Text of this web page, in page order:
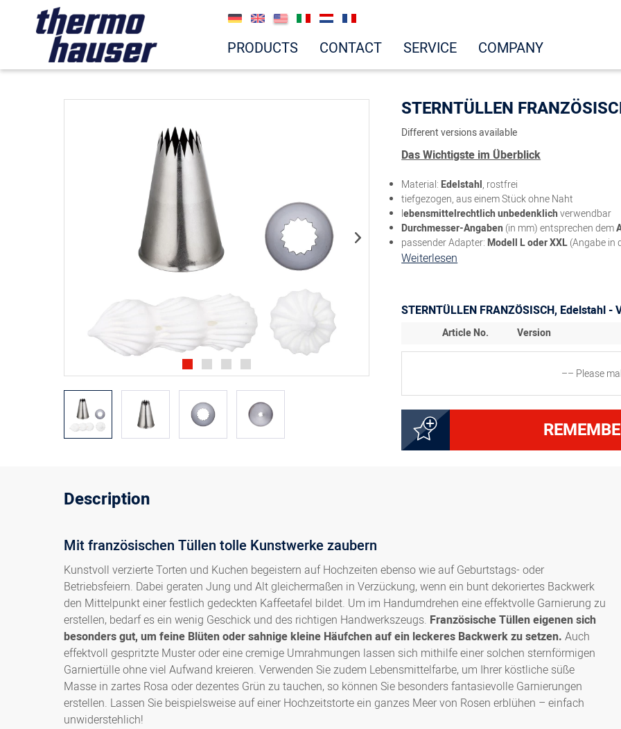
PRODUCTS CONTACT SERVICE COMPANY
STERNTÜLLEN
Different versions available
Das Wichtigste im Überblick
Material:Edelstahl, rostfrei
tiefgezogen, aus einem Stück ohne Naht
lebensmittelrechtlich unbedenklichverwendbar
Durchmesser-Angaben(in mm) entsprechen dem
passender Adapter:Modell L oder XXL(Angabe in
Weiterlesen
STERNTÜLLEN FRANZÖSISCH, Edelstahl -
Article No. Version
–– Please
3000162591
3000162631 Sterntülle französisch L
3000162641 Sterntülle französisch L
3000162651 Sterntülle französisch L
Description
Mit französischen Tüllen tolle Kunstwerke zaubern
Kunstvoll verzierte Torten und Kuchen begeistern auf Hochzeiten ebenso wie auf Geburtstags- oder
Betriebsfeiern. Dabei geraten Jung und Alt gleichermaßen in Verzückung, wenn ein bunt dekoriertes Backwerk
den Mittelpunkt einer festlich gedeckten Kaffeetafel bildet. Um im Handumdrehen eine effektvolle Garnierung zu
erstellen, bedarf es ein wenig Geschick und des richtigen Handwerkszeugs. Französische Tüllen eigenen sich
besonders gut, um feine Blüten oder sahnige kleine Häufchen auf ein leckeres Backwerk zu setzen. Auch
effektvoll gespritzte Muster oder eine cremige Umrahmungen lassen sich mithilfe einer solchen sternförmigen
Garniertülle ohne viel Aufwand kreieren. Verwenden Sie zudem Lebensmittelfarbe, um Ihrer köstliche süße
Masse in zartes Rosa oder dezentes Grün zu tauchen, so können Sie besonders fantasievolle Garnierungen
erstellen. Lassen Sie beispielsweise auf einer Hochzeitstorte ein ganzes Meer von Rosen erblühen – einfach
unwiderstehlich!